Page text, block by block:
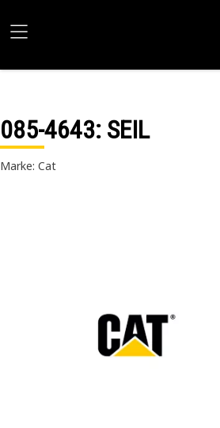
085-4643: SEIL
Marke: Cat